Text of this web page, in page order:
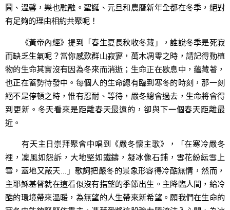
鬧、溫馨，樂也融融。聖誕、元旦和農曆新年全都在冬季，絕對
有足夠的理由相約共聚呢！
《黃帝內經》提到「春生夏長秋收冬藏」，誰說冬季是死寂
而缺乏生氣呢？當你感歎群山寂寥，萬木凋零之時，請記得動植
物的生命其實沒有因為冬來而消逝；生命正在歇息中，蘊藏著，
也正在蓄勢待發中。每個人的生命總有臨到寒冬的時刻，那一刻
絕不是停頓之時，惟有忍耐、等待，嚴冬總會過去，生命將會得
到更新。冬天看來是距離春天最遠的，卻與下一個春天距離最
近。
有天主日崇拜聚會中唱到《嚴冬懷主歌》，「在寒冷嚴冬
裡，凜風如怨訴，大地堅如鐵鑄，凝冰像石鋪，雪花紛紜雪上
雪，蓋地又蔽天…」歌詞把嚴冬的景象形容得冷酷無情，然而，
主耶穌基督就在這看似沒有指望的季節出生。主降臨人間，給冷
酷的環境帶來溫暖，為無望的人生帶來新希望。願我們在生命的